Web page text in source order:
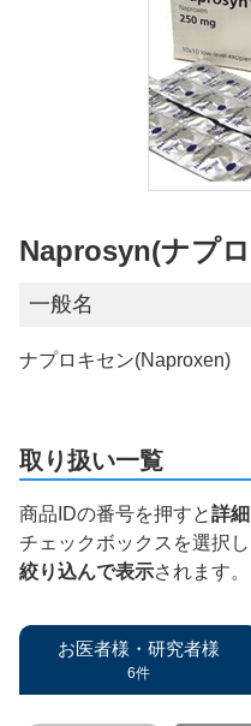
Naprosyn(ナプ
一般名
ナプロキセン(Naproxen)
取り扱い一覧
商品IDの番号を押すと詳
チェックボックスを選択
絞り込んで表示されます。
お医者様・研究者様
6件